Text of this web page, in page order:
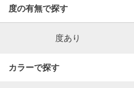
度の有無で探す
度あり
カラーで探す